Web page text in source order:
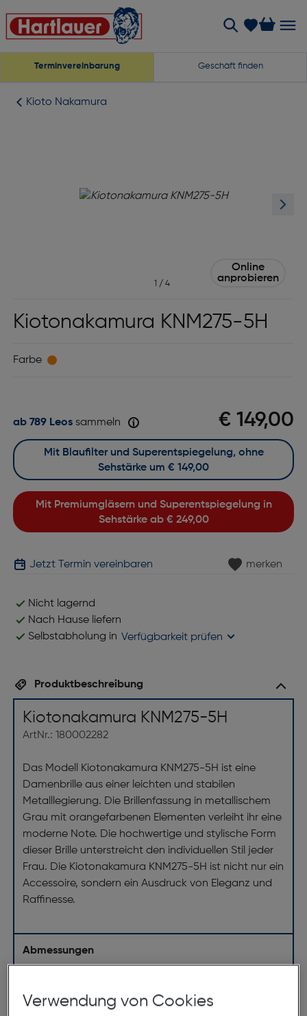
Terminvereinbarung Geschäft finden
Kioto Nakamura
1 / 4
Online
anprobieren
Kiotonakamura KNM275-5H
Farbe
€ 149,00
ab 789 Leossammeln
Mit Premiumgläsern und Superentspiegelung in
Sehstärke ab € 249,00
Mit Blaufilter und Superentspiegelung, ohne
Sehstärke um € 149,00
Jetzt Termin vereinbaren merken
Nicht lagernd
Nach Hause liefern
Selbstabholung in Verfügbarkeit prüfen
Produktbeschreibung
Kiotonakamura KNM275-5H
ArtNr.: 180002282
Das Modell Kiotonakamura KNM275-5H ist eine
Damenbrille aus einer leichten und stabilen
Metalllegierung. Die Brillenfassung in metallischem
Grau mit orangefarbenen Elementen verleiht ihr eine
moderne Note. Die hochwertige und stylische Form
dieser Brille unterstreicht den individuellen Stil jeder
Frau. Die Kiotonakamura KNM275-5H ist nicht nur ein
Accessoire, sondern ein Ausdruck von Eleganz und
Raffinesse.
Abmessungen
Steg:17mm
Verwendung von Cookies